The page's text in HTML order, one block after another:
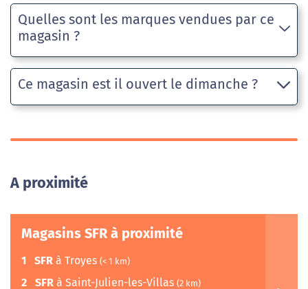
Quelles sont les marques vendues par ce
magasin ?
Ce magasin est il ouvert le dimanche ?
A proximité
Magasins SFR à proximité
1 SFR à Troyes (< 1 km)
2 SFR à Saint-Julien-les-Villas (2 km)